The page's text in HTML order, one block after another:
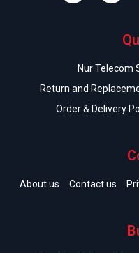
Nur Telecom
Return and
Order & Delivery
About us Contact us